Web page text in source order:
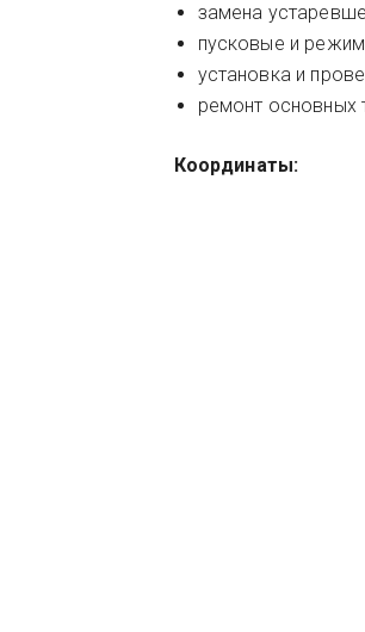
замена
пусковые и
установка и
ремонт основных
Координаты: